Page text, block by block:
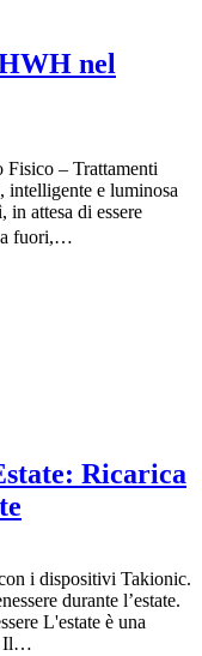
nel
– Trattamenti
intelligente e luminosa
in attesa di essere
fuori,…
Ricarica
i dispositivi Takionic.
durante l’estate.
L'estate è una
Il…